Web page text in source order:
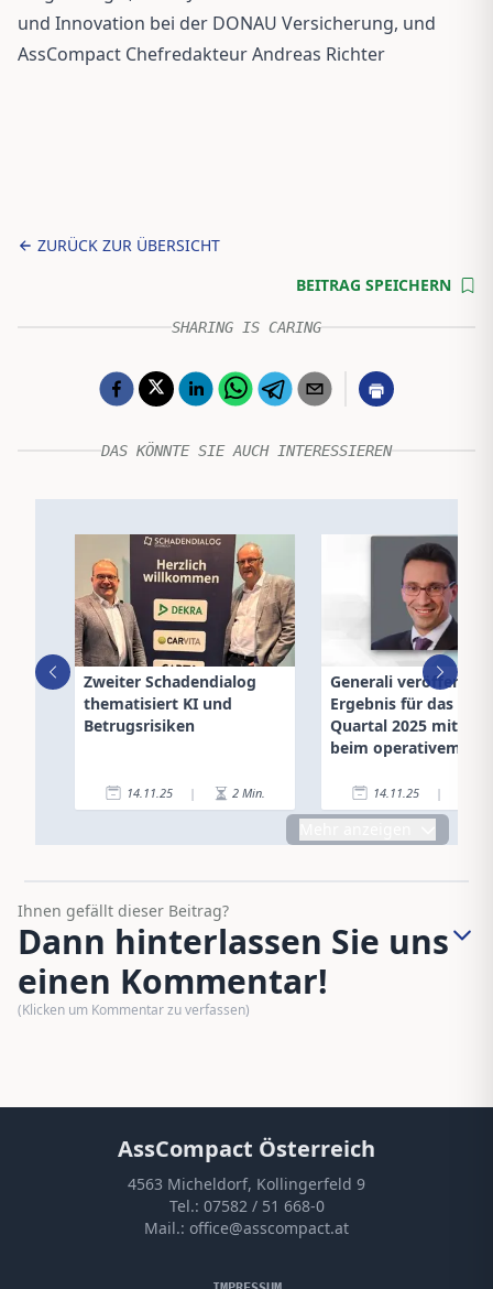
und Innovation bei der DONAU Versicherung, und
AssCompact Chefredakteur Andreas Richter
ZURÜCK ZUR ÜBERSICHT
BEITRAG SPEICHERN
SHARING IS CARING
DAS KÖNNTE SIE AUCH INTERESSIEREN
Zweiter Schadendialog
thematisiert KI und
Betrugsrisiken
14.11.25 | 2 Min.
Generali
Ergebnis für das
Quartal 2025 mit Plus
beim operativem
14.11.25 |
Ihnen gefällt dieser Beitrag?
Dann hinterlassen Sie uns
einen Kommentar!
(Klicken um Kommentar zu verfassen)
AssCompact Österreich
4563 Micheldorf, Kollingerfeld 9
Tel.: 07582 / 51 668-0
Mail.: office@asscompact.at